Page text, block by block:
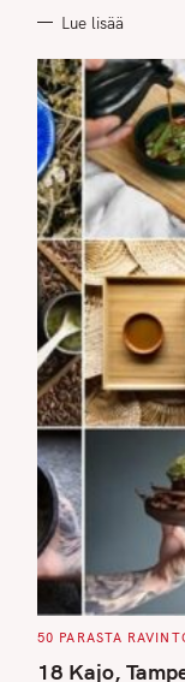
Lue lisää
C
T
50 PARASTA
18 Kajo,